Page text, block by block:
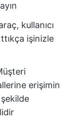
kullanıcı
işinizle
erişimin